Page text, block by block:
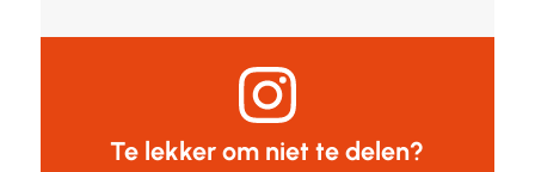
Te lekker om niet te delen?